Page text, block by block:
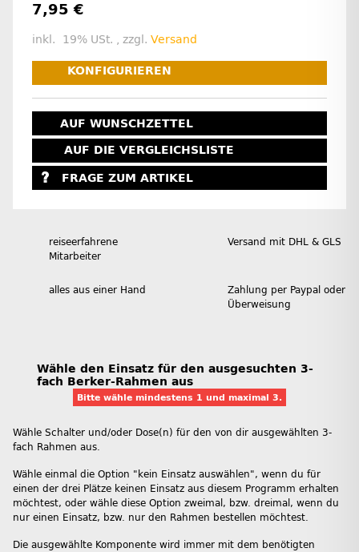
7,95 €
inkl. 19% USt. , zzgl. Versand
KONFIGURIEREN
AUF WUNSCHZETTEL
AUF DIE VERGLEICHSLISTE
FRAGE ZUM ARTIKEL
reiseerfahrene
Mitarbeiter
Versand mit DHL & GLS
alles aus einer Hand
Zahlung per Paypal oder
Überweisung
Wähle den Einsatz für den ausgesuchten 3-
fach Berker-Rahmen aus
Bitte wähle mindestens 1 und maximal 3.
Wähle Schalter und/oder Dose(n) für den von dir ausgewählten 3-
fach Rahmen aus.
Wähle einmal die Option "kein Einsatz auswählen", wenn du für
einen der drei Plätze keinen Einsatz aus diesem Programm erhalten
möchtest, oder wähle diese Option zweimal, bzw. dreimal, wenn du
nur einen Einsatz, bzw. nur den Rahmen bestellen möchtest.
Die ausgewählte Komponente wird immer mit dem benötigten